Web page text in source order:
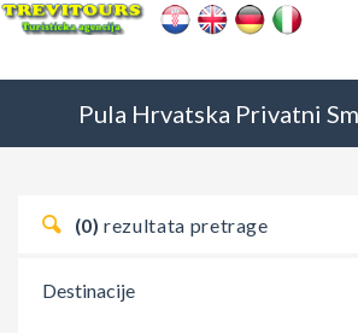
Pula Hrvatska Privatni
(0) rezultata pretrage
Destinacije